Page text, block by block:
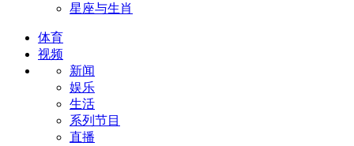
星座与生肖
体育
视频
新闻
娱乐
生活
系列节目
直播